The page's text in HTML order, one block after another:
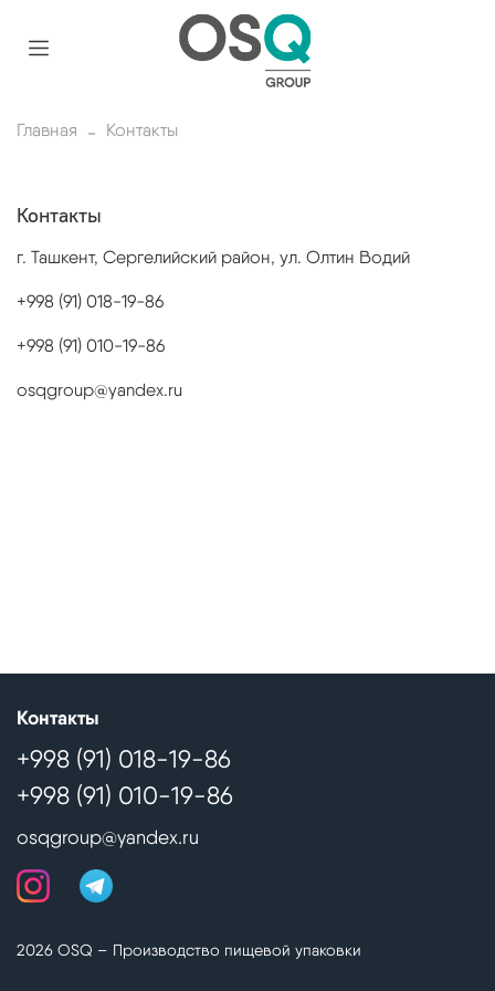
Главная Контакты
Контакты
г. Ташкент, Сергелийский район, ул. Олтин Водий
+998 (91) 018-19-86
+998 (91) 010-19-86
osqgroup@yandex.ru
Контакты
+998 (91) 018-19-86
+998 (91) 010-19-86
osqgroup@yandex.ru
2026 OSQ – Производство пищевой упаковки